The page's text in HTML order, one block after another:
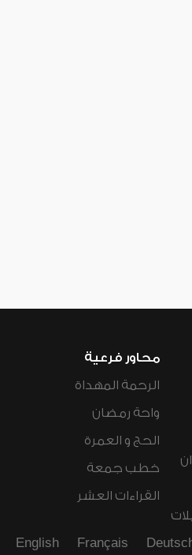
محاور فرعية
الرحمة المهداة
واحة رمضان
الحج و العمرة
خطب جمعة
القراءات العشر
Français
English